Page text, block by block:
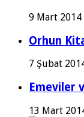
9 Mart 2014
Orhun
7 Şubat
Emeviler
13 Mart